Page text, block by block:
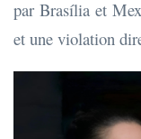
par Brasília et
et une violation